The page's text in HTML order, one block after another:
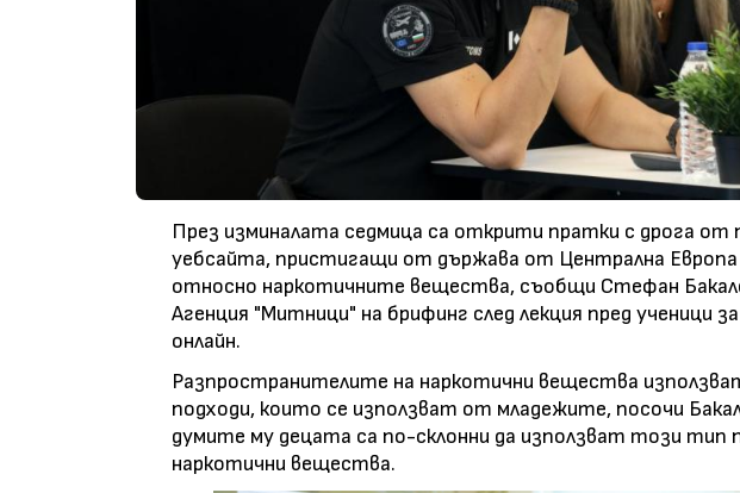
През изминалата седмица са открити пратки с дрога от
уебсайта, пристигащи от държава от Централна Европа
относно наркотичните вещества, съобщи Стефан
Агенция "Митници" на брифинг след лекция пред ученици
онлайн.
Разпространителите на наркотични вещества
подходи, които се използват от младежите, посочи
думите му децата са по-склонни да използват този тип
наркотични вещества.